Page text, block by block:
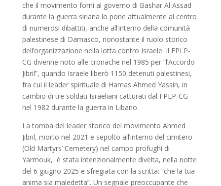
che il movimento fornì al governo di Bashar Al Assad
durante la guerra siriana lo pone attualmente al centro
di numerosi dibattiti, anche all’interno della comunità
palestinese di Damasco, nonostante il ruolo storico
dell’organizzazione nella lotta contro Israele. Il FPLP-
CG divenne noto alle cronache nel 1985 per “l’Accordo
Jibril”, quando Israele liberò 1150 detenuti palestinesi,
fra cui il leader spirituale di Hamas Ahmed Yassin, in
cambio di tre soldati Israeliani catturati dal FPLP-CG
nel 1982 durante la guerra in Libano.
La tomba del leader storico del movimento Ahmed
Jibril, morto nel 2021 e sepolto all’interno del cimitero
(Old Martyrs’ Cemetery) nel campo profughi di
Yarmouk, è stata intenzionalmente divelta, nella notte
del 6 giugno 2025 e sfregiata con la scritta: “che la tua
anima sia maledetta”. Un segnale preoccupante che